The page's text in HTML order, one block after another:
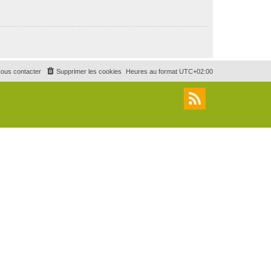
Heures au format UTC+02:00
Supprimer les cookies
contacter